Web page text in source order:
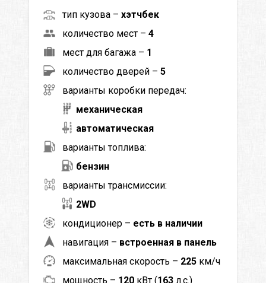
тип кузова – хэтчбек
количество мест – 4
мест для багажа – 1
количество дверей – 5
варианты коробки передач:
механическая
автоматическая
варианты топлива:
бензин
варианты трансмиссии:
2WD
кондиционер – есть в наличии
навигация – встроенная в панель
максимальная скорость – 225 км/ч
мощность – 120 кВт (163 л.с.)